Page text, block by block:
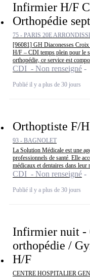
Infirmier H/F
Orthopédie
75 - PARIS 20E
[96081] GH Diaconesses
H/F – CDI temps plein pour le
orthopédie, ce service est
CDI - Non renseigné
Publié il y a plus de 30 jours
Orthoptiste F/
93 - BAGNOLET
La Solution Médicale est une
professionnels de santé. Elle
médicaux et dentaires dans leur
CDI - Non renseigné
Publié il y a plus de 30 jours
Infirmier nuit -
orthopédie /
H/F
CENTRE HOSPITALIER